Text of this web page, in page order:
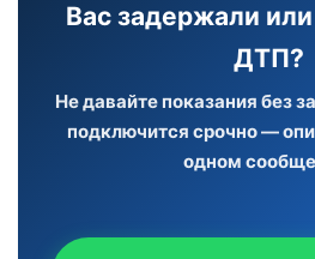
Вас задержали
ДТП?
Не давайте показания без
подключится срочно —
одном